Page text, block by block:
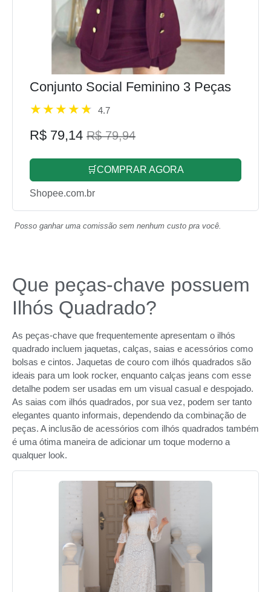
Conjunto Social Feminino 3 Peças
4.7
R$ 79,14 R$ 79,94
🛒COMPRAR AGORA
Shopee.com.br
Posso ganhar uma comissão sem nenhum custo pra você.
Que peças-chave possuem
Ilhós Quadrado?
As peças-chave que frequentemente apresentam o ilhós
quadrado incluem jaquetas, calças, saias e acessórios como
bolsas e cintos. Jaquetas de couro com ilhós quadrados são
ideais para um look rocker, enquanto calças jeans com esse
detalhe podem ser usadas em um visual casual e despojado.
As saias com ilhós quadrados, por sua vez, podem ser tanto
elegantes quanto informais, dependendo da combinação de
peças. A inclusão de acessórios com ilhós quadrados também
é uma ótima maneira de adicionar um toque moderno a
qualquer look.